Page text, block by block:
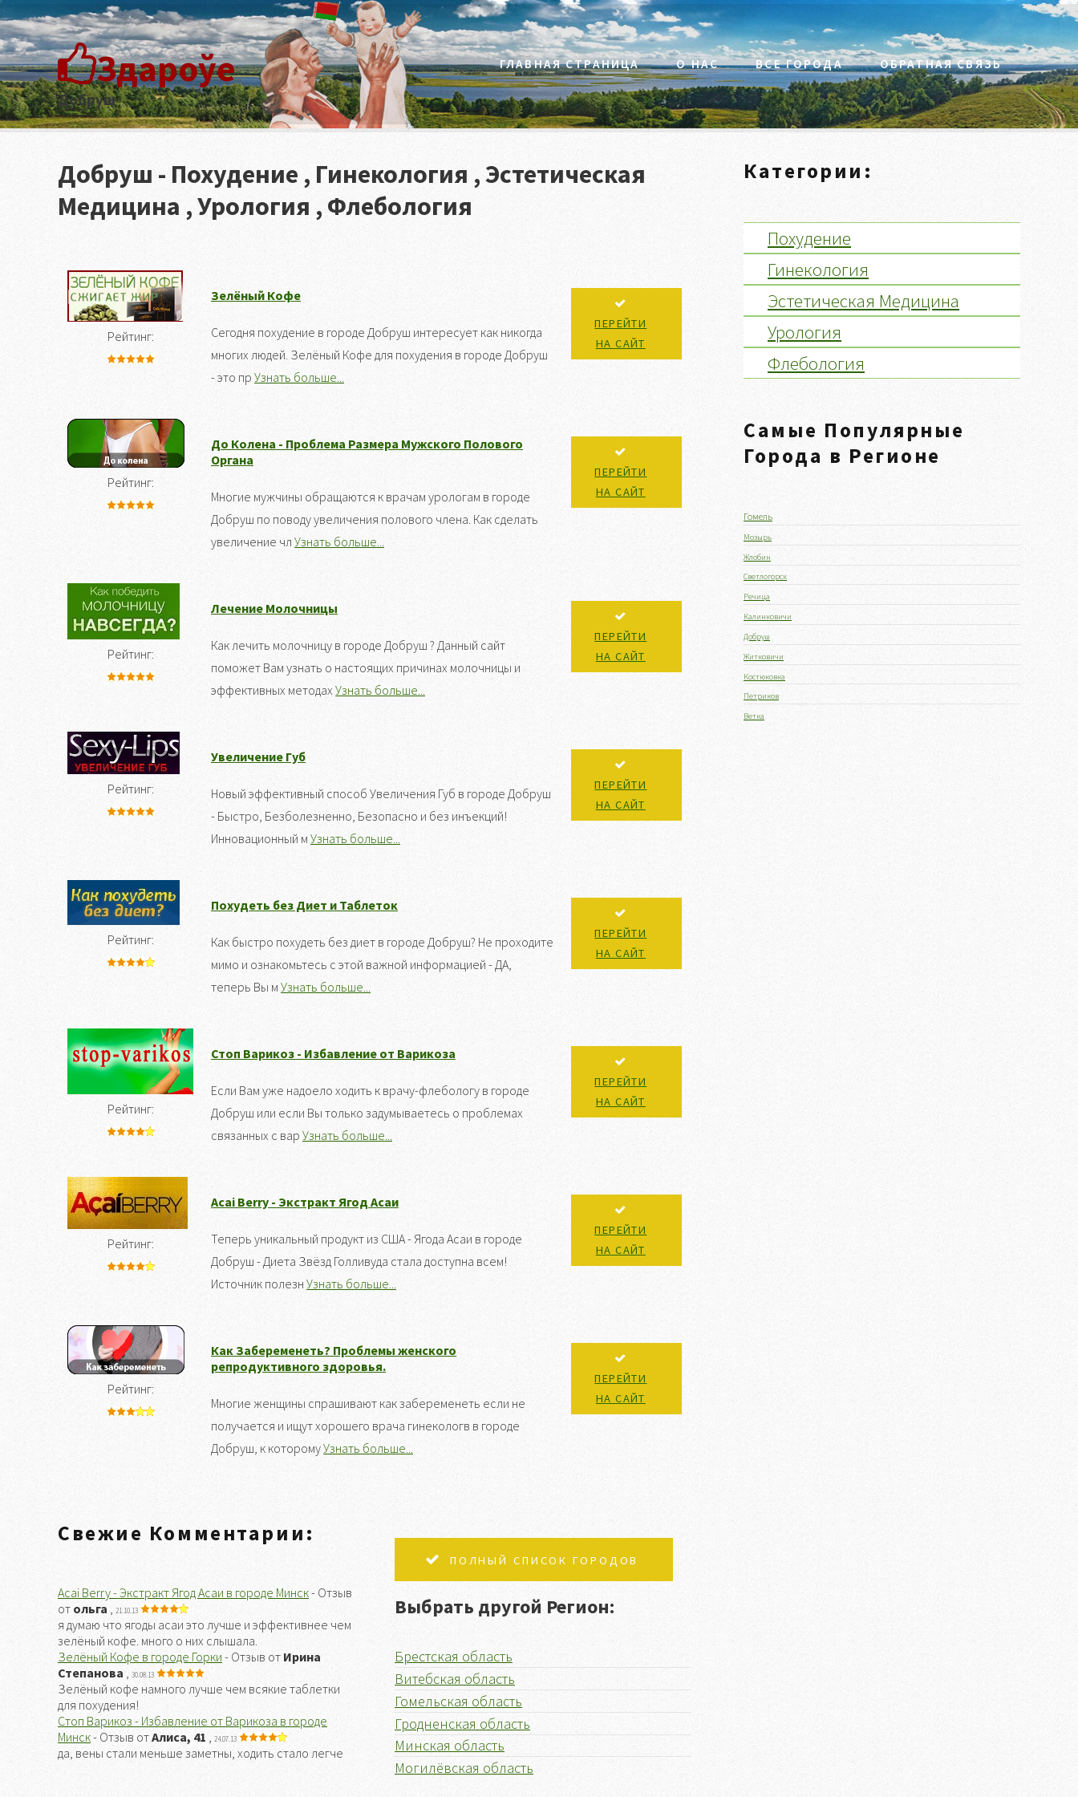
Здароўе
Добруш
ГЛАВНАЯ СТРАНИЦА О НАС ВСЕ ГОРОДА ОБРАТНАЯ СВЯЗЬ
Добруш - Похудение , Гинекология , Эстетическая
Медицина , Урология , Флебология
Рейтинг:
Зелёный Кофе
Сегодня похудение в городе Добруш интересует как никогда
многих людей. Зелёный Кофе для похудения в городе Добруш
- это пр Узнать больше...
ПЕРЕЙТИ
НА САЙТ
Рейтинг:
До Колена - Проблема Размера Мужского Полового
Органа
Многие мужчины обращаются к врачам урологам в городе
Добруш по поводу увеличения полового члена. Как сделать
увеличение чл Узнать больше...
ПЕРЕЙТИ
НА САЙТ
Рейтинг:
Лечение Молочницы
Как лечить молочницу в городе Добруш ? Данный сайт
поможет Вам узнать о настоящих причинах молочницы и
эффективных методах Узнать больше...
ПЕРЕЙТИ
НА САЙТ
Рейтинг:
Увеличение Губ
Новый эффективный способ Увеличения Губ в городе Добруш
- Быстро, Безболезненно, Безопасно и без инъекций!
Инновационный м Узнать больше...
ПЕРЕЙТИ
НА САЙТ
Рейтинг:
Похудеть без Диет и Таблеток
Как быстро похудеть без диет в городе Добруш? Не проходите
мимо и ознакомьтесь с этой важной информацией - ДА,
теперь Вы м Узнать больше...
ПЕРЕЙТИ
НА САЙТ
Рейтинг:
Стоп Варикоз - Избавление от Варикоза
Если Вам уже надоело ходить к врачу-флебологу в городе
Добруш или если Вы только задумываетесь о проблемах
связанных с вар Узнать больше...
ПЕРЕЙТИ
НА САЙТ
Рейтинг:
Acai Berry - Экстракт Ягод Асаи
Теперь уникальный продукт из США - Ягода Асаи в городе
Добруш - Диета Звёзд Голливуда стала доступна всем!
Источник полезн Узнать больше...
ПЕРЕЙТИ
НА САЙТ
Рейтинг:
Как Забеременеть? Проблемы женского
репродуктивного здоровья.
Многие женщины спрашивают как забеременеть если не
получается и ищут хорошего врача гинекологв в городе
Добруш, к которомуУзнать больше...
ПЕРЕЙТИ
НА САЙТ
Свежие Комментарии:
Acai Berry - Экстракт Ягод Асаи в городе Минск- Отзыв
от ольга , 21.10.13
я думаю что ягоды асаи это лучше и эффективнее чем
зелёный кофе. много о них слышала.
Зелёный Кофе в городе Горки - Отзыв от Ирина
Степанова , 30.08.13
Зелёный кофе намного лучше чем всякие таблетки
для похудения!
Стоп Варикоз - Избавление от Варикоза в городе
Минск- Отзыв отАлиса, 41 , 24.07.13
да, вены стали меньше заметны, ходить стало легче
ПОЛНЫЙ СПИСОК ГОРОДОВ
Выбрать другой Регион:
Брестская область
Витебская область
Гомельская область
Гродненская область
Минская область
Могилёвская область
Категории:
Похудение
Гинекология
Эстетическая Медицина
Урология
Флебология
Самые Популярные
Города в Регионе
Гомель
Мозырь
Жлобин
Светлогорск
Речица
Калинковичи
Добруш
Житковичи
Костюковка
Петриков
Ветка